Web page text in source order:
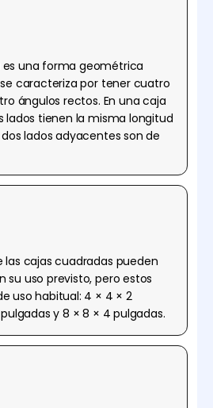
una forma geométrica
caracteriza por tener cuatro
ángulos rectos. En una caja
lados tienen la misma longitud
lados adyacentes son de
las cajas cuadradas pueden
su uso previsto, pero estos
uso habitual: 4 × 4 × 2
y 8 × 8 × 4 pulgadas.